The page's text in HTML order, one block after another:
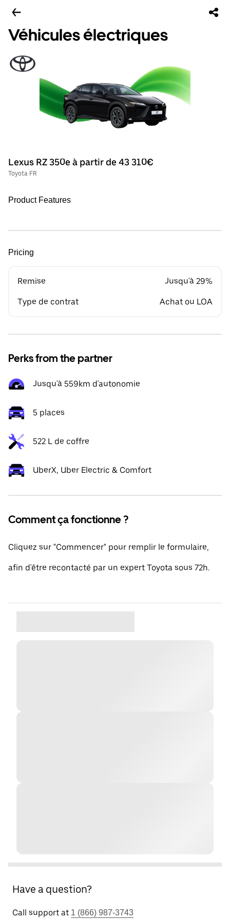
Véhicules électriques
Lexus RZ 350e à partir de 43 310€
Toyota FR
Product Features
Pricing
Remise Jusqu'à 29%
Type de contrat Achat ou LOA
Perks from the partner
Jusqu'à 559km d'autonomie
5 places
522 L de coffre
UberX, Uber Electric & Comfort
Comment ça fonctionne ?
Cliquez sur "Commencer" pour remplir le formulaire,
afin d'être recontacté par un expert Toyota sous 72h.
Have a question?
Call support at 1 (866) 987-3743